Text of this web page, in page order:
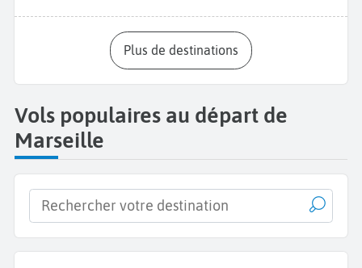
Plus de destinations
Vols populaires au départ de
Marseille